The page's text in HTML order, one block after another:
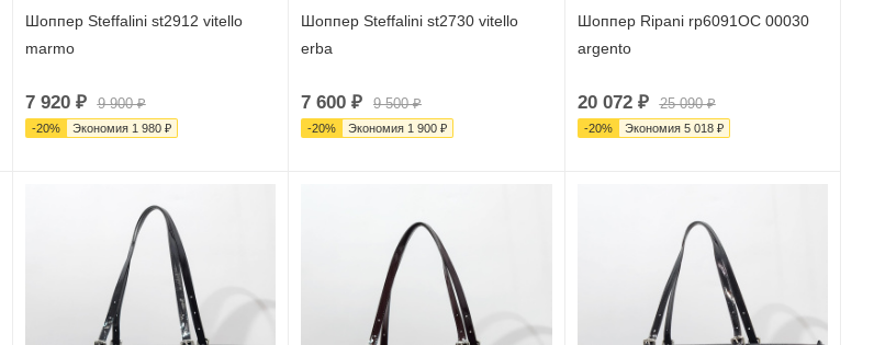
Шоппер Steffalini st2912 vitello
marmo
7 920₽ 9 900₽
-20% Экономия 1 980₽
Шоппер Steffalini st2730 vitello
erba
7 600 ₽ 9 500₽
-20% Экономия 1 900 ₽
Шоппер Ripani rp6091OC 00030
argento
20 072₽ 25 090₽
-20% Экономия 5 018₽